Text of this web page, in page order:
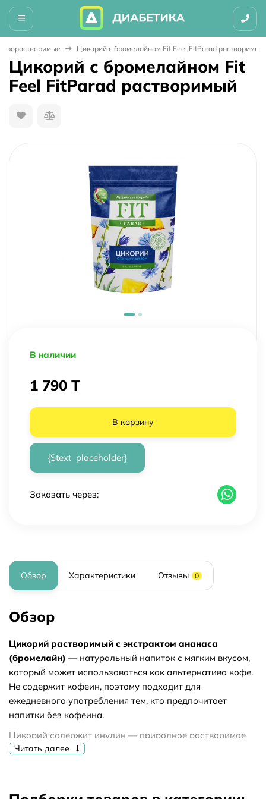
Цикорий с бромелайном Fit Feel FitParad растворимый
Цикорий с бромелайном Fit
Feel FitParad растворимый
В наличии
1 790 T
В корзину
{$text_placeholder}
Заказать через:
Обзор Характеристики Отзывы 0
Обзор
Цикорий растворимый с экстрактом ананаса
(бромелайн) — натуральный напиток с мягким вкусом,
который может использоваться как альтернатива кофе.
Не содержит кофеин, поэтому подходит для
ежедневного употребления тем, кто предпочитает
напитки без кофеина.
Цикорий содержит инулин — природное растворимое
пищевое волокно (пребиотик), которое используется в
получаемый из ананаса.
Читать далее